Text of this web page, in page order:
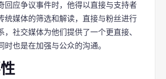
回应争议事件时，他得以直接与支持者
统媒体的筛选和解读，直接与粉丝进行
社交媒体为他们提供了一个更直接、
也是在加强与公众的沟通。